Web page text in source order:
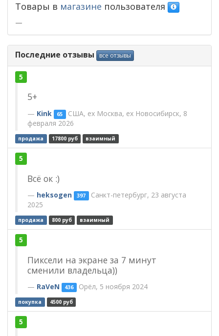
Товары в магазине пользователя
—
Последние отзывы все отзывы
5
5+
Kink 65 США, ex Москва, ex Новосибирск, 8
февраля 2026
продажа 17800 руб взаимный
5
Всё ок :)
heksogen 397 Cанкт-петербург, 23 августа
2025
продажа 800 руб взаимный
5
Пиксели на экране за 7 минут
сменили владельца))
RaVeN 436 Орёл, 5 ноября 2024
покупка 4500 руб
5